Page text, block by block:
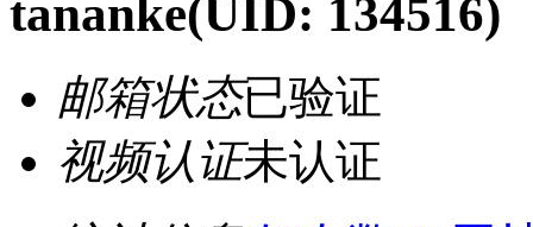
tananke(UID: 134516)
邮箱状态已验证
视频认证未认证